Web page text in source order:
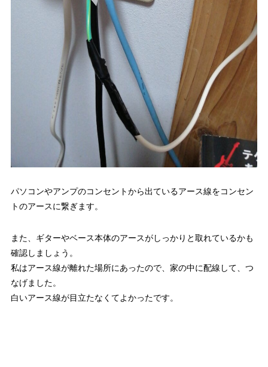
パソコンやアンプのコンセントから出ているアース線をコンセン
トのアースに繋ぎます。
また、ギターやベース本体のアースがしっかりと取れているかも
確認しましょう。
私はアース線が離れた場所にあったので、家の中に配線して、つ
なげました。
白いアース線が目立たなくてよかったです。